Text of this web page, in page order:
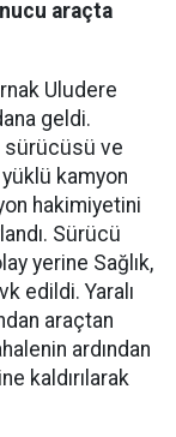
araçta
Uludere
geldi.
sürücüsü ve
kamyon
hakimiyetini
Sürücü
yerine Sağlık,
edildi. Yaralı
araçtan
ardından
kaldırılarak